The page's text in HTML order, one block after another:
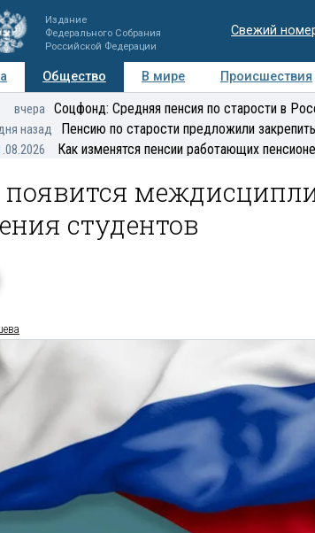
Издание
Федерального Собрания
Российской Федерации
Свежий
Общество В мире Происшествия
Мнения Регионы Медиацентр
вчера Соцфонд: Средняя пенсия по старости в
назад Пенсию по старости предложили
Как изменятся пенсии работающих
появится
студентов